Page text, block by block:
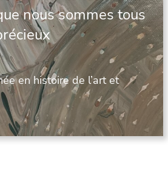
nous sommes tous
en histoire de l’art et